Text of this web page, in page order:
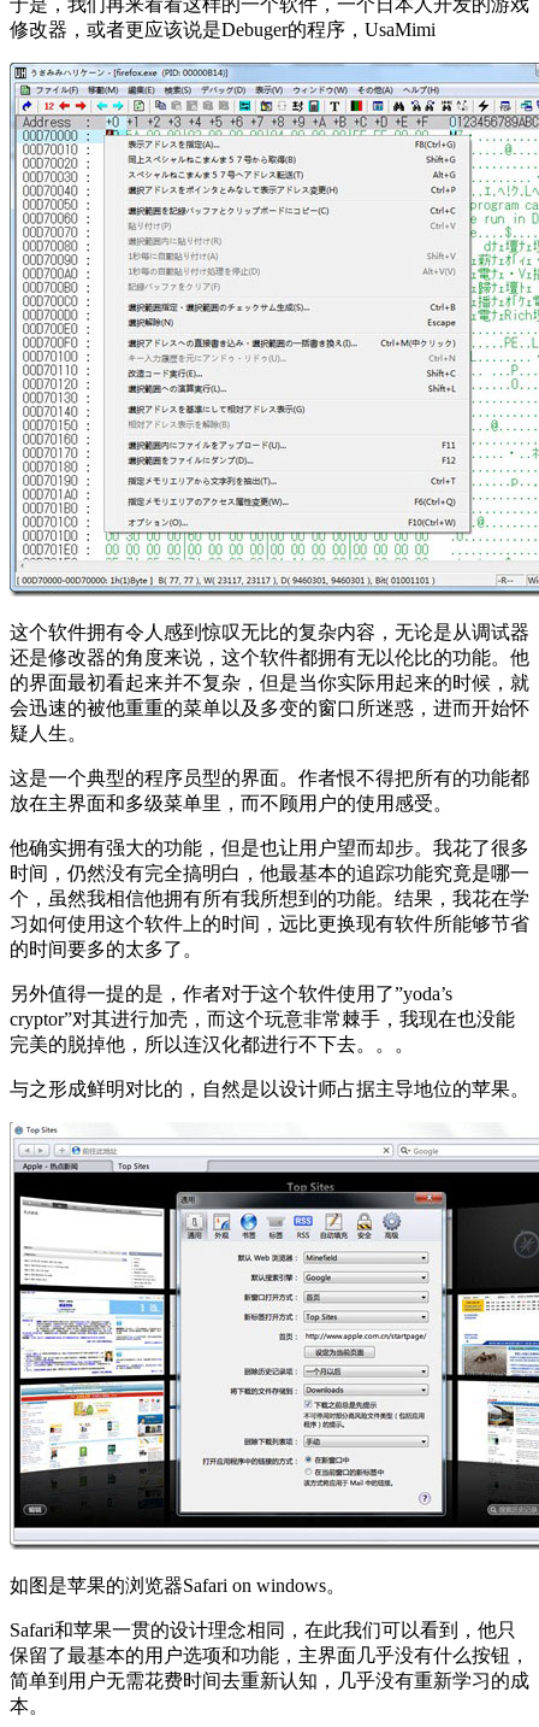
于是，我们再来看看这样的一个软件，一个日本人开发的游戏
修改器，或者更应该说是Debuger的程序，UsaMimi
这个软件拥有令人感到惊叹无比的复杂内容，无论是从调试器
还是修改器的角度来说，这个软件都拥有无以伦比的功能。他
的界面最初看起来并不复杂，但是当你实际用起来的时候，就
会迅速的被他重重的菜单以及多变的窗口所迷惑，进而开始怀
疑人生。
这是一个典型的程序员型的界面。作者恨不得把所有的功能都
放在主界面和多级菜单里，而不顾用户的使用感受。
他确实拥有强大的功能，但是也让用户望而却步。我花了很多
时间，仍然没有完全搞明白，他最基本的追踪功能究竟是哪一
个，虽然我相信他拥有所有我所想到的功能。结果，我花在学
习如何使用这个软件上的时间，远比更换现有软件所能够节省
的时间要多的太多了。
另外值得一提的是，作者对于这个软件使用了”yoda’s
cryptor”对其进行加壳，而这个玩意非常棘手，我现在也没能
完美的脱掉他，所以连汉化都进行不下去。。。
与之形成鲜明对比的，自然是以设计师占据主导地位的苹果。
如图是苹果的浏览器Safari on windows。
Safari和苹果一贯的设计理念相同，在此我们可以看到，他只
保留了最基本的用户选项和功能，主界面几乎没有什么按钮，
简单到用户无需花费时间去重新认知，几乎没有重新学习的成
本。